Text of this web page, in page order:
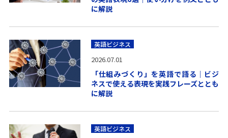
に解説
英語ビジネス
「仕組みづくり」を英語で語る｜ビジ
ネスで使える表現を実践フレーズととも
に解説
2026.07.01
英語ビジネス